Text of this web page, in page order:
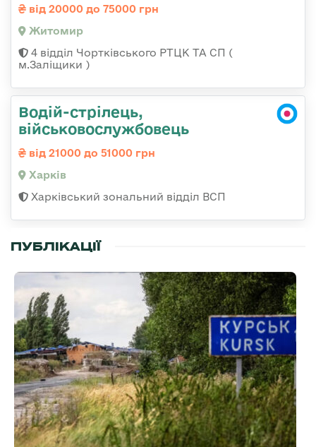
від 20000 до 75000 грн
Житомир
4 відділ Чортківського РТЦК ТА СП (
м.Заліщики )
Водій-стрілець,
військовослужбовець
від 21000 до 51000 грн
Харків
Харківський зональний відділ ВСП
ПУБЛІКАЦІЇ